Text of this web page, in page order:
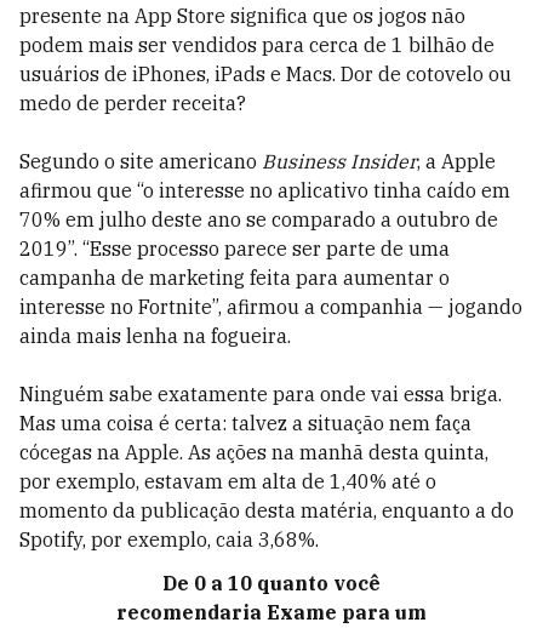
presente na App Store significa que os jogos não
podem mais ser vendidos para cerca de 1 bilhão de
usuários de iPhones, iPads e Macs. Dor de cotovelo ou
medo de perder receita?
Segundo o site americano Business Insider, a Apple
afirmou que “o interesse no aplicativo tinha caído em
70% em julho deste ano se comparado a outubro de
2019”. “Esse processo parece ser parte de uma
campanha de marketing feita para aumentar o
interesse no Fortnite”, afirmou a companhia — jogando
ainda mais lenha na fogueira.
Ninguém sabe exatamente para onde vai essa briga.
Mas uma coisa é certa: talvez a situação nem faça
cócegas na Apple. As ações na manhã desta quinta,
por exemplo, estavam em alta de 1,40% até o
momento da publicação desta matéria, enquanto a do
Spotify, por exemplo, caia 3,68%.
De 0 a 10 quanto você
recomendaria Exame para um